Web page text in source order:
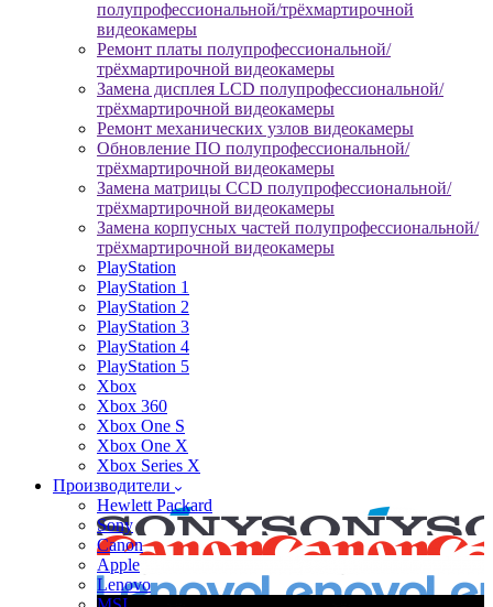
полупрофессиональной/трёхмартирочной
видеокамеры
Ремонт платы полупрофессиональной/
трёхмартирочной видеокамеры
Замена дисплея LCD полупрофессиональной/
трёхмартирочной видеокамеры
Ремонт механических узлов видеокамеры
Обновление ПО полупрофессиональной/
трёхмартирочной видеокамеры
Замена матрицы CCD полупрофессиональной/
трёхмартирочной видеокамеры
Замена корпусных частей полупрофессиональной/
трёхмартирочной видеокамеры
PlayStation
PlayStation 1
PlayStation 2
PlayStation 3
PlayStation 4
PlayStation 5
Xbox
Xbox 360
Xbox One S
Xbox One X
Xbox Series X
Производители
Hewlett Packard
Sony
Canon
Apple
Lenovo